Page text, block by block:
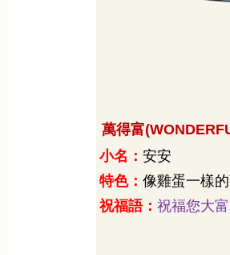
萬得富
小名： 安安
特色： 像雞蛋一樣
祝福語： 祝福您大